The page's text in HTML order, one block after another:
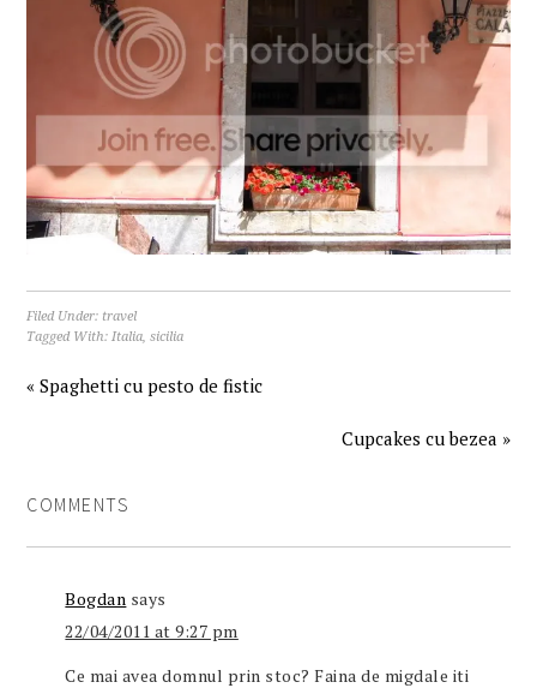
Filed Under: travel
Tagged With:Italia,sicilia
« Spaghetti cu pesto de fistic
Cupcakes cu bezea »
COMMENTS
Bogdan says
22/04/2011 at 9:27 pm
Ce mai avea domnul prin stoc? Faina de migdale iti